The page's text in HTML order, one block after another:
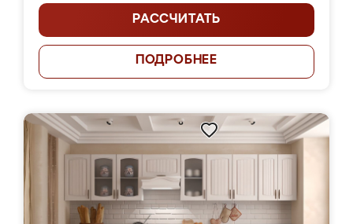
РАССЧИТАТЬ
ПОДРОБНЕЕ